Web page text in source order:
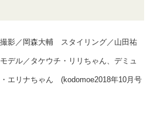
影／岡森大輔 スタイリング／山田祐
ル／タケウチ・リリちゃん、デミュ
エリナちゃん (kodomoe2018年10月号